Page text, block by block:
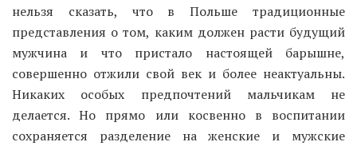
нельзя сказать, что в Польше традиционные
представления о том, каким должен расти будущий
мужчина и что пристало настоящей барышне,
совершенно отжили свой век и более неактуальны.
Никаких особых предпочтений мальчикам не
делается. Но прямо или косвенно в воспитании
сохраняется разделение на женские и мужские